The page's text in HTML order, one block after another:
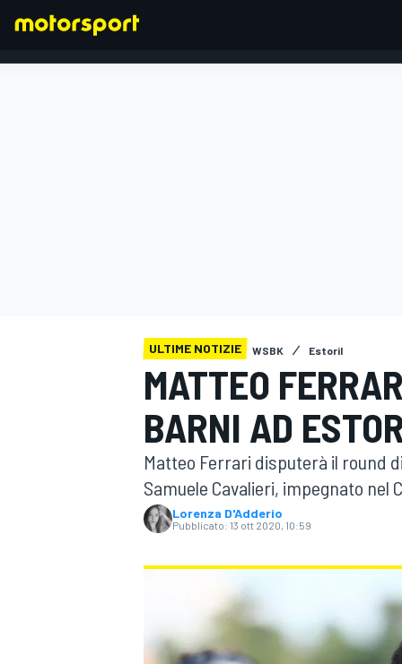
MOTOGP WEC
ULTIME NOTIZIE WSBK Estoril
MATTEO
BARNI AD
Matteo Ferrari disputerà il round
Samuele Cavalieri, impegnato nel
Lorenza D'Adderio
Pubblicato: 13 ott 2020, 10:59